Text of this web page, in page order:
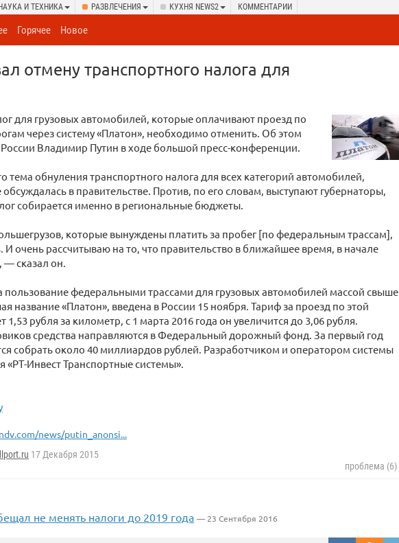
НАУКА И ТЕХНИКА РАЗВЛЕЧЕНИЯ КУХНЯ NEWS2 КОММЕНТАРИИ
Горячее Новое
отмену транспортного налога для
для грузовых автомобилей, которые оплачивают проезд по
через систему «Платон», необходимо отменить. Об этом
России Владимир Путин в ходе большой пресс-конференции.
тема обнуления транспортного налога для всех категорий автомобилей,
в правительстве. Против, по его словам, выступают губернаторы,
собирается именно в региональные бюджеты.
которые вынуждены платить за пробег [по федеральным трассам],
И очень рассчитываю на то, что правительство в ближайшее время, в начале
— сказал он.
пользование федеральными трассами для грузовых автомобилей массой свыше
название «Платон», введена в России 15 ноября. Тариф за проезд по этой
1,53 рубля за километр, с 1 марта 2016 года он увеличится до 3,06 рубля.
средства направляются в Федеральный дорожный фонд. За первый год
собрать около 40 миллиардов рублей. Разработчиком и оператором системы
«РТ-Инвест Транспортные системы».
news/putin_anonsi...
17 Декабря 2015
проблема (6)
не менять налоги до 2019 года — 23 Сентября 2016